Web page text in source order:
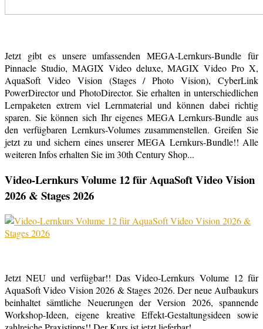
Jetzt gibt es unsere umfassenden MEGA-Lernkurs-Bundle für
Pinnacle Studio, MAGIX Video deluxe, MAGIX Video Pro X,
AquaSoft Video Vision (Stages / Photo Vision), CyberLink
PowerDirector und PhotoDirector. Sie erhalten in unterschiedlichen
Lernpaketen extrem viel Lernmaterial und können dabei richtig
sparen. Sie können sich Ihr eigenes MEGA Lernkurs-Bundle aus
den verfügbaren Lernkurs-Volumes zusammenstellen. Greifen Sie
jetzt zu und sichern eines unserer MEGA Lernkurs-Bundle!! Alle
weiteren Infos erhalten Sie im 30th Century Shop...
Video-Lernkurs Volume 12 für AquaSoft Video Vision
2026 & Stages 2026
Jetzt NEU und verfügbar!! Das Video-Lernkurs Volume 12 für
AquaSoft Video Vision 2026 & Stages 2026. Der neue Aufbaukurs
beinhaltet sämtliche Neuerungen der Version 2026, spannende
Workshop-Ideen, eigene kreative Effekt-Gestaltungsideen sowie